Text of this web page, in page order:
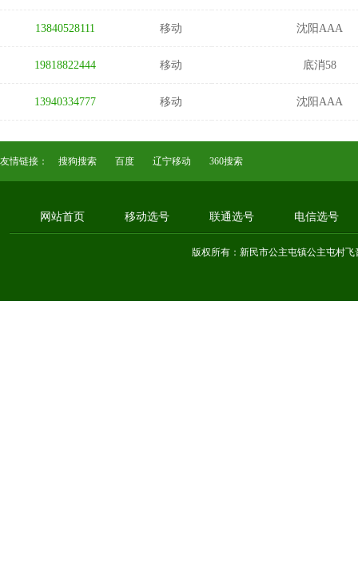
13840528111 移动 沈阳AAA
19818822444 移动 底消58
13940334777 移动 沈阳AAA
友情链接： 搜狗搜索 百度 辽宁移动 360搜索
网站首页 移动选号 联通选号 电信选号
版权所有：新民市公主屯镇公主屯村